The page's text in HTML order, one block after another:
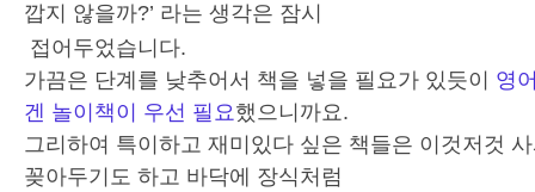
깝지 않을까?’ 라는 생각은 잠시
접어두었습니다.
가끔은 단계를 낮추어서 책을 넣을 필요가 있듯이 영
겐 놀이책이 우선 필요했으니까요.
그리하여 특이하고 재미있다 싶은 책들은 이것저것
꽂아두기도 하고 바닥에 장식처럼